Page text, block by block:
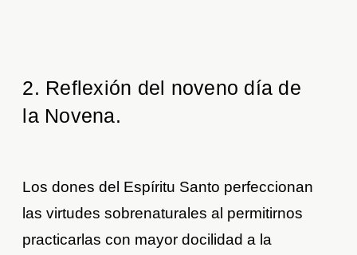
2. Reflexión del noveno día de
la Novena.
Los dones del Espíritu Santo perfeccionan
las virtudes sobrenaturales al permitirnos
practicarlas con mayor docilidad a la